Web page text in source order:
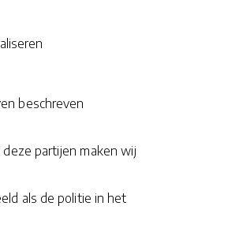
beschreven
partijen maken wij
als de politie in het